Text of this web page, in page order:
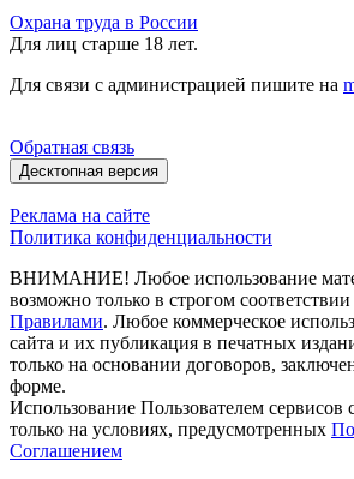
Охрана труда в России
Для лиц старше 18 лет.
Для связи с администрацией пишите на
Обратная связь
Десктопная версия
Реклама на сайте
Политика конфиденциальности
ВНИМАНИЕ! Любое использование
возможно только в строгом
Правилами. Любое коммерческое
сайта и их публикация в печатных
только на основании договоров,
форме.
Использование Пользователем сервисов
только на условиях, предусмотренных
Соглашением